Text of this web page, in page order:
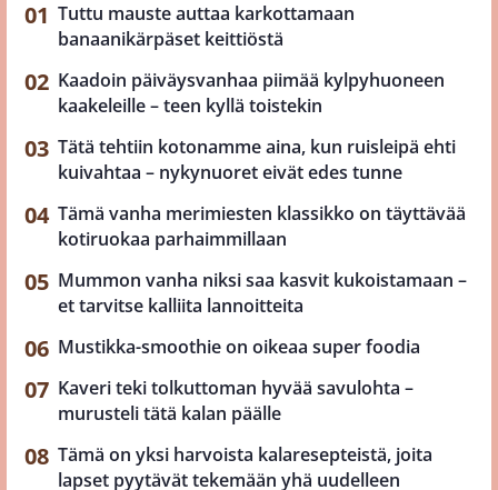
Tuttu mauste auttaa karkottamaan
banaanikärpäset keittiöstä
Kaadoin päiväysvanhaa piimää kylpyhuoneen
kaakeleille – teen kyllä toistekin
Tätä tehtiin kotonamme aina, kun ruisleipä ehti
kuivahtaa – nykynuoret eivät edes tunne
Tämä vanha merimiesten klassikko on täyttävää
kotiruokaa parhaimmillaan
Mummon vanha niksi saa kasvit kukoistamaan –
et tarvitse kalliita lannoitteita
Mustikka-smoothie on oikeaa super foodia
Kaveri teki tolkuttoman hyvää savulohta –
murusteli tätä kalan päälle
Tämä on yksi harvoista kalaresepteistä, joita
lapset pyytävät tekemään yhä uudelleen